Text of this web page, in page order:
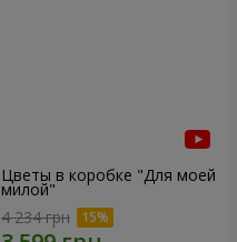
Цветы в коробке "Для моей
милой"
4 234 грн